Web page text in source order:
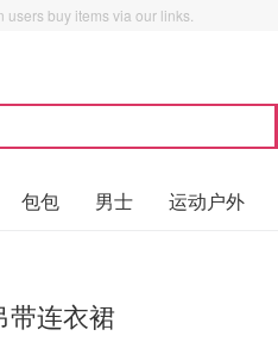
buy items via our links.
包包 男士 运动户外
连衣裙